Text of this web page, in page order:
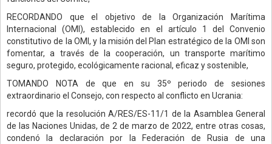
RECORDANDO que el objetivo de la Organización Marítima
Internacional (OMI), establecido en el artículo 1 del Convenio
constitutivo de la OMI, y la misión del Plan estratégico de la OMI son
fomentar, a través de la cooperación, un transporte marítimo
seguro, protegido, ecológicamente racional, eficaz y sostenible,
TOMANDO NOTA de que en su 35º periodo de sesiones
extraordinario el Consejo, con respecto al conflicto en Ucrania:
recordó que la resolución A/RES/ES-11/1 de la Asamblea General
de las Naciones Unidas, de 2 de marzo de 2022, entre otras cosas,
condenó la declaración por la Federación de Rusia de una